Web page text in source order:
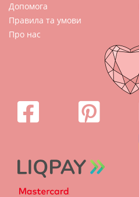
Допомога
Правила та умови
Про нас